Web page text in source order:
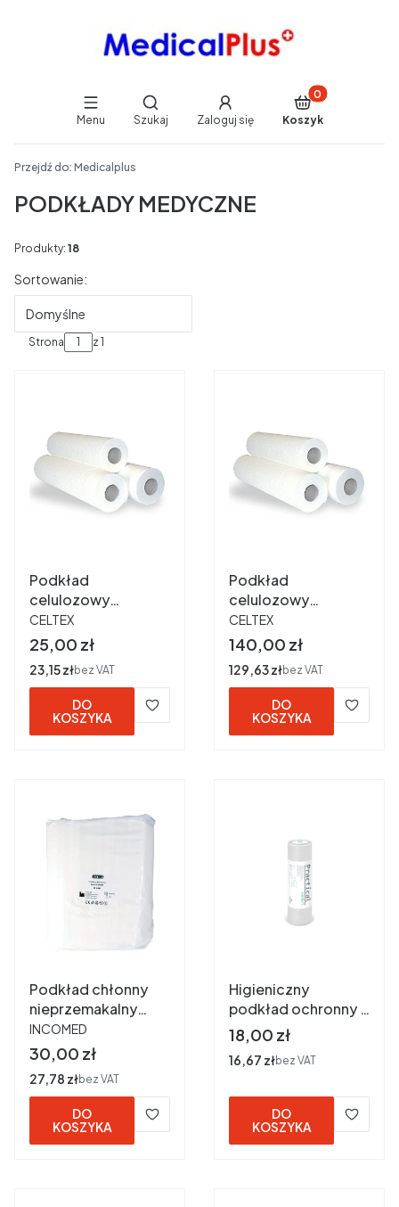
Menu
Otwórz wyszukiwarkę
Szukaj Zaloguj się
Produkty w
Koszyk
Przejdź do: Medicalplus
PODKŁADY MEDYCZNE
Produkty: 18
Lista produktów
Sortowanie:
Domyślne
Strona z 1
Podkład
celulozowy
perforowany 60cm
x 50 m biały
PRODUCENT
CELTEX
Cena
25,00 zł
Cena
23,15 złbez VAT
DO
KOSZYKA
Podkład
celulozowy
perforowany 60cm
x 80 m biały szt. 6
karton
PRODUCENT
CELTEX
Cena
140,00 zł
Cena
129,63 złbez VAT
DO
KOSZYKA
Podkład chłonny
nieprzemakalny
PROTECTIVA
CLASIC 40x60cm a
30 szt.
PRODUCENT
INCOMED
Cena
30,00 zł
Cena
27,78 złbez VAT
DO
KOSZYKA
Higieniczny
podkład ochronny -
podfoliowany 50cm
x50 cm a 40 m -
biały
Cena
18,00 zł
Cena
16,67 złbez VAT
DO
KOSZYKA